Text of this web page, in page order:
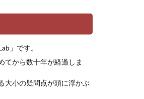
」です。
てから数十年が経過しま
大小の疑問点が頭に浮かぶ